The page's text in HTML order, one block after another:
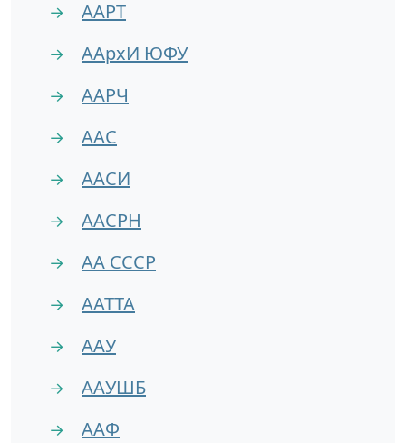
→ ААРТ
→ ААрхИ ЮФУ
→ ААРЧ
→ ААС
→ ААСИ
→ ААСРН
→ АА СССР
→ ААТТА
→ ААУ
→ ААУШБ
→ ААФ